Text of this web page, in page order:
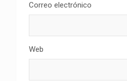
Correo electrónico
Web